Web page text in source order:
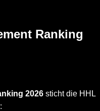
Ranking
2026 sticht die HHL